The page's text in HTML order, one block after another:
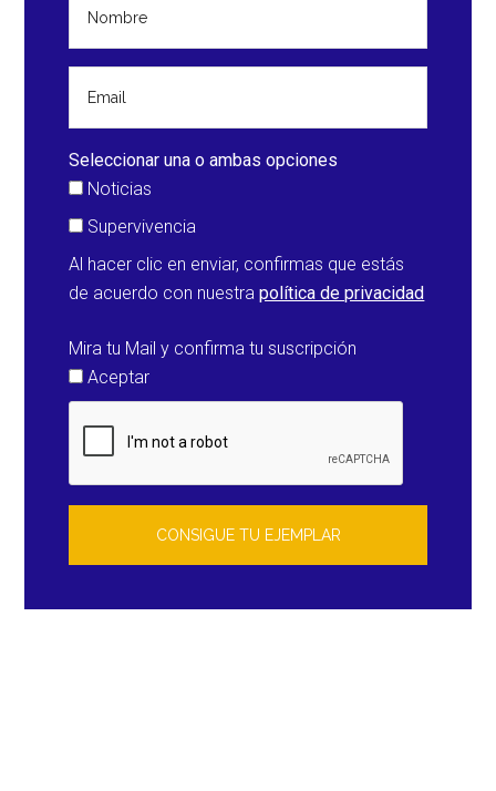
Seleccionar una o ambas opciones
Noticias
Supervivencia
Al hacer clic en enviar, confirmas que estás
de acuerdo con nuestrapolítica de privacidad
Mira tu Mail y confirma tu suscripción
Aceptar